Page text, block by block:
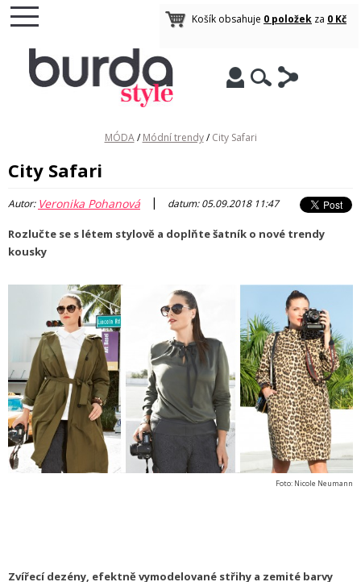
Košík obsahuje 0 položek za 0 Kč
MÓDA / Módní trendy / City Safari
City Safari
Autor: Veronika Pohanová | datum: 05.09.2018 11:47
Rozlučte se s létem stylově a doplňte šatník o nové trendy
kousky
Foto: Nicole Neumann
Zvířecí dezény, efektně vymodelované střihy a zemité barvy